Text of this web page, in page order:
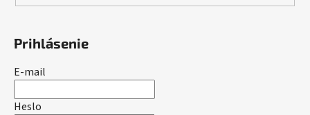
Prihlásenie
E-mail
Heslo